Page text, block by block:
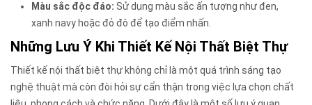
Màu sắc độc đáo: Sử dụng màu sắc ấn tượng như đen,
xanh navy hoặc đỏ đô để tạo điểm nhấn.
Những Lưu Ý Khi Thiết Kế Nội Thất Biệt Thự
Thiết kế nội thất biệt thự không chỉ là một quá trình sáng tạo
nghệ thuật mà còn đòi hỏi sự cẩn thận trong việc lựa chọn chất